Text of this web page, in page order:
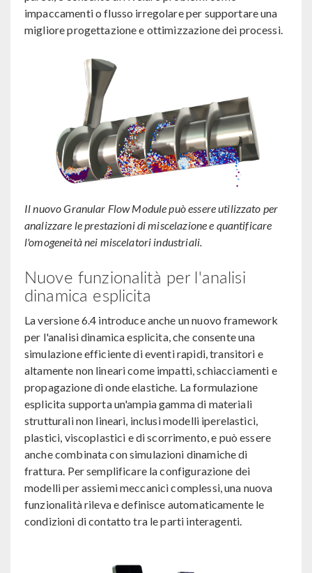
impaccamenti o flusso irregolare per supportare una
migliore progettazione e ottimizzazione dei processi.
Il nuovo Granular Flow Module può essere utilizzato per
analizzare le prestazioni di miscelazione e quantificare
l'omogeneità nei miscelatori industriali.
Nuove funzionalità per l'analisi
dinamica esplicita
La versione 6.4 introduce anche un nuovo framework
per l'analisi dinamica esplicita, che consente una
simulazione efficiente di eventi rapidi, transitori e
altamente non lineari come impatti, schiacciamenti e
propagazione di onde elastiche. La formulazione
esplicita supporta un'ampia gamma di materiali
strutturali non lineari, inclusi modelli iperelastici,
plastici, viscoplastici e di scorrimento, e può essere
anche combinata con simulazioni dinamiche di
frattura. Per semplificare la configurazione dei
modelli per assiemi meccanici complessi, una nuova
funzionalità rileva e definisce automaticamente le
condizioni di contatto tra le parti interagenti.